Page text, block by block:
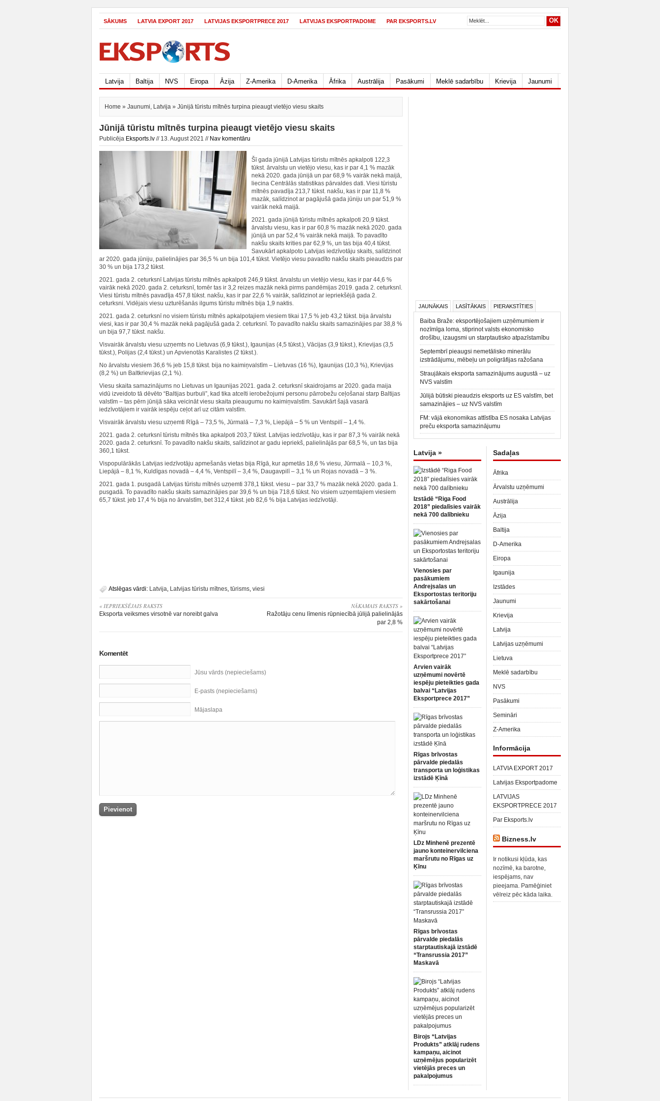
SĀKUMS LATVIA EXPORT 2017 LATVIJAS EKSPORTPRECE 2017 LATVIJAS EKSPORTPADOME PAR EKSPORTS.LV
Latvija Baltija NVS Eiropa Āzija Z-Amerika D-Amerika Āfrika Austrālija Pasākumi Meklē sadarbību Krievija Jaunumi
Home » Jaunumi, Latvija » Jūnijā tūristu mītnēs turpina pieaugt vietējo viesu skaits
Jūnijā tūristu mītnēs turpina pieaugt vietējo viesu skaits
Publicēja Eksports.lv // 13. August 2021 // Nav komentāru
Šī gada jūnijā Latvijas tūristu mītnēs apkalpoti 122,3
tūkst. ārvalstu un vietējo viesu, kas ir par 4,1 % mazāk
nekā 2020. gada jūnijā un par 68,9 % vairāk nekā maijā,
liecina Centrālās statistikas pārvaldes dati. Viesi tūristu
mītnēs pavadīja 213,7 tūkst. nakšu, kas ir par 11,8 %
mazāk, salīdzinot ar pagājušā gada jūniju un par 51,9 %
vairāk nekā maijā.
2021. gada jūnijā tūristu mītnēs apkalpoti 20,9 tūkst.
ārvalstu viesu, kas ir par 60,8 % mazāk nekā 2020. gada
jūnijā un par 52,4 % vairāk nekā maijā. To pavadīto
nakšu skaits krities par 62,9 %, un tas bija 40,4 tūkst.
Savukārt apkalpoto Latvijas iedzīvotāju skaits, salīdzinot
ar 2020. gada jūniju, palielinājies par 36,5 % un bija 101,4 tūkst. Vietējo viesu pavadīto nakšu skaits pieaudzis par
30 % un bija 173,2 tūkst.
2021. gada 2. ceturksnī Latvijas tūristu mītnēs apkalpoti 246,9 tūkst. ārvalstu un vietējo viesu, kas ir par 44,6 %
vairāk nekā 2020. gada 2. ceturksnī, tomēr tas ir 3,2 reizes mazāk nekā pirms pandēmijas 2019. gada 2. ceturksnī.
Viesi tūristu mītnēs pavadīja 457,8 tūkst. nakšu, kas ir par 22,6 % vairāk, salīdzinot ar iepriekšējā gada 2.
ceturksni. Vidējais viesu uzturēšanās ilgums tūristu mītnēs bija 1,9 naktis.
2021. gada 2. ceturksnī no visiem tūristu mītnēs apkalpotajiem viesiem tikai 17,5 % jeb 43,2 tūkst. bija ārvalstu
viesi, kas ir par 30,4 % mazāk nekā pagājušā gada 2. ceturksnī. To pavadīto nakšu skaits samazinājies par 38,8 %
un bija 97,7 tūkst. nakšu.
Visvairāk ārvalstu viesu uzņemts no Lietuvas (6,9 tūkst.), Igaunijas (4,5 tūkst.), Vācijas (3,9 tūkst.), Krievijas (3,5
tūkst.), Polijas (2,4 tūkst.) un Apvienotās Karalistes (2 tūkst.).
No ārvalstu viesiem 36,6 % jeb 15,8 tūkst. bija no kaimiņvalstīm – Lietuvas (16 %), Igaunijas (10,3 %), Krievijas
(8,2 %) un Baltkrievijas (2,1 %).
Viesu skaita samazinājums no Lietuvas un Igaunijas 2021. gada 2. ceturksnī skaidrojams ar 2020. gada maija
vidū izveidoto tā dēvēto “Baltijas burbuli”, kad tika atcelti ierobežojumi personu pārrobežu ceļošanai starp Baltijas
valstīm – tas pērn jūnijā sāka veicināt viesu skaita pieaugumu no kaimiņvalstīm. Savukārt šajā vasarā
iedzīvotājiem ir vairāk iespēju ceļot arī uz citām valstīm.
Visvairāk ārvalstu viesu uzņemti Rīgā – 73,5 %, Jūrmalā – 7,3 %, Liepājā – 5 % un Ventspilī – 1,4 %.
2021. gada 2. ceturksnī tūristu mītnēs tika apkalpoti 203,7 tūkst. Latvijas iedzīvotāju, kas ir par 87,3 % vairāk nekā
2020. gada 2. ceturksnī. To pavadīto nakšu skaits, salīdzinot ar gadu iepriekš, palielinājās par 68,5 %, un tas bija
360,1 tūkst.
Vispopulārākās Latvijas iedzīvotāju apmešanās vietas bija Rīgā, kur apmetās 18,6 % viesu, Jūrmalā – 10,3 %,
Liepājā – 8,1 %, Kuldīgas novadā – 4,4 %, Ventspilī – 3,4 %, Daugavpilī – 3,1 % un Rojas novadā – 3 %.
2021. gada 1. pusgadā Latvijas tūristu mītnēs uzņemti 378,1 tūkst. viesu – par 33,7 % mazāk nekā 2020. gada 1.
pusgadā. To pavadīto nakšu skaits samazinājies par 39,6 % un bija 718,6 tūkst. No visiem uzņemtajiem viesiem
65,7 tūkst. jeb 17,4 % bija no ārvalstīm, bet 312,4 tūkst. jeb 82,6 % bija Latvijas iedzīvotāji.
Atslēgas vārdi: Latvija, Latvijas tūristu mītnes, tūrisms, viesi
« IEPRIEKŠĒJAIS RAKSTS
Eksporta veiksmes virsotnē var noreibt galva
NĀKAMAIS RAKSTS »
Ražotāju cenu līmenis rūpniecībā jūlijā palielinājās
par 2,8 %
Komentēt
Jūsu vārds (nepieciešams)
E-pasts (nepieciešams)
Mājaslapa
JAUNĀKAIS LASĪTĀKAIS PIERAKSTĪTIES
Baiba Braže: eksportējošajiem uzņēmumiem ir
nozīmīga loma, stiprinot valsts ekonomisko
drošību, izaugsmi un starptautisko atpazīstamību
Septembrī pieaugsi nemetālisko minerālu
izstrādājumu, mēbeļu un poligrāfijas ražošana
Straujākais eksporta samazinājums augustā – uz
NVS valstīm
Jūlijā būtiski pieaudzis eksports uz ES valstīm, bet
samazinājies – uz NVS valstīm
FM: vājā ekonomikas attīstība ES nosaka Latvijas
preču eksporta samazinājumu
Latvija »
Izstādē “Riga Food
2018” piedalīsies vairāk
nekā 700 dalībnieku
Vienosies par
pasākumiem
Andrejsalas un
Eksportostas teritoriju
sakārtošanai
Arvien vairāk
uzņēmumi novērtē
iespēju pieteikties gada
balvai “Latvijas
Eksportprece 2017”
Rīgas brīvostas
pārvalde piedalās
transporta un loģistikas
izstādē Ķīnā
LDz Minhenē prezentē
jauno konteinervilciena
maršrutu no Rīgas uz
Ķīnu
Rīgas brīvostas
pārvalde piedalās
starptautiskajā izstādē
“Transrussia 2017”
Maskavā
Birojs “Latvijas
Produkts” atklāj rudens
kampaņu, aicinot
uzņēmējus popularizēt
vietējās preces un
pakalpojumus
Sadaļas
Āfrika
Ārvalstu uzņēmumi
Austrālija
Āzija
Baltija
D-Amerika
Eiropa
Igaunija
Izstādes
Jaunumi
Krievija
Latvija
Latvijas uzņēmumi
Lietuva
Meklē sadarbību
NVS
Pasākumi
Semināri
Z-Amerika
Informācija
LATVIA EXPORT 2017
Latvijas Eksportpadome
LATVIJAS
EKSPORTPRECE 2017
Par Eksports.lv
Bizness.lv
Ir notikusi kļūda, kas
nozīmē, ka barotne,
iespējams, nav
pieejama. Pamēģiniet
vēlreiz pēc kāda laika.